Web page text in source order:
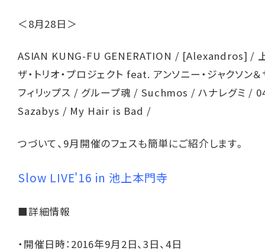
＜8月28日＞
ASIAN KUNG-FU GENERATION / [Alexandros] /
ザ・トリオ・プロジェクト feat. アンソニー・ジャクソン＆
フィリップス / グループ魂 / Suchmos / ハナレグミ /
Sazabys / My Hair is Bad /
つづいて、9月開催のフェスも簡単にご紹介します。
Slow LIVE'16 in 池上本門寺
■詳細情報
・開催日時：2016年9月2日、3日、4日